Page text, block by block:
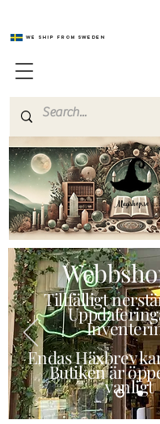
We ship from Sweden
Magishop.se
Tillfälligt
Endas Häxbrev
Butiken är
vanligt